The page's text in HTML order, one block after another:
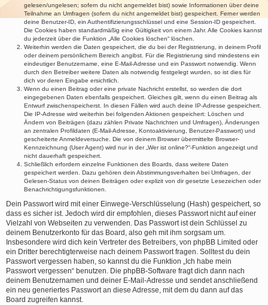
gelesen/ungelesen; sofern du nicht angemeldet bist) sowie Informationen über deine
Teilnahme an Umfragen (sofern du nicht angemeldet bist) gespeichert. Ferner werden
deine Benutzer-ID, ein Authentifizierungsschlüssel und eine Session-ID gespeichert.
Die Cookies haben standardmäßig eine Gültigkeit von einem Jahr. Alle Cookies kannst
du jederzeit über die Funktion „Alle Cookies löschen“ löschen.
Weiterhin werden die Daten gespeichert, die du bei der Registrierung, in deinem Profil
oder deinem persönlichem Bereich angibst. Für die Registrierung sind mindestens ein
eindeutiger Benutzername, eine E-Mail-Adresse und ein Passwort notwendig. Wenn
durch den Betreiber weitere Daten als notwendig festgelegt wurden, so ist dies für
dich vor deren Eingabe ersichtlich.
Wenn du einen Beitrag oder eine private Nachricht erstellst, so werden die dort
eingegebenen Daten ebenfalls gespeichert. Gleiches gilt, wenn du einen Beitrag als
Entwurf zwischenspeicherst. In diesen Fällen wird auch deine IP-Adresse gespeichert.
Die IP-Adresse wird weiterhin bei folgenden Aktionen gespeichert: Löschen und
Ändern von Beiträgen (dazu zählen Private Nachrichten und Umfragen), Änderungen
an zentralen Profildaten (E-Mail-Adresse, Kontoaktivierung, Benutzer-Passwort) und
gescheiterte Anmeldeversuche. Die von deinem Browser übermittelte Browser-
Kennzeichnung (User Agent) wird nur in der „Wer ist online?“-Funktion angezeigt und
nicht dauerhaft gespeichert.
Schließlich erfordern einzelne Funktionen des Boards, dass weitere Daten
gespeichert werden. Dazu gehören dein Abstimmungsverhalten bei Umfragen, der
Gelesen-Status von deinen Beiträgen oder explizit von dir gesetzte Lesezeichen oder
Benachrichtigungsfunktionen.
Dein Passwort wird mit einer Einwege-Verschlüsselung (Hash) gespeichert, so
dass es sicher ist. Jedoch wird dir empfohlen, dieses Passwort nicht auf einer
Vielzahl von Webseiten zu verwenden. Das Passwort ist dein Schlüssel zu
deinem Benutzerkonto für das Board, also geh mit ihm sorgsam um.
Insbesondere wird dich kein Vertreter des Betreibers, von phpBB Limited oder
ein Dritter berechtigterweise nach deinem Passwort fragen. Solltest du dein
Passwort vergessen haben, so kannst du die Funktion „Ich habe mein
Passwort vergessen“ benutzen. Die phpBB-Software fragt dich dann nach
deinem Benutzernamen und deiner E-Mail-Adresse und sendet anschließend
ein neu generiertes Passwort an diese Adresse, mit dem du dann auf das
Board zugreifen kannst.